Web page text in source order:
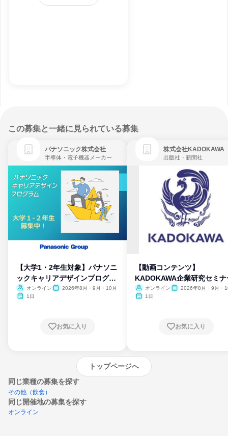
この募集と一緒に見られている募集
パナソニック株式会社
半導体・電子機器メーカー
【大学1・2年生対象】パナソニ
ックキャリアデザインプログラ
ム
オンライン
2026年8月・9月・10月
1日
お気に入り
株式会社KADOKAWA
出版社・新聞社
【動画コンテンツ】
KADOKAWA企業研究セミナ
オンライン
2026年8月・9月・
1日
お気に入り
トップページへ
同じ業種の募集を探す
その他（飲食）
同じ開催地の募集を探す
オンライン